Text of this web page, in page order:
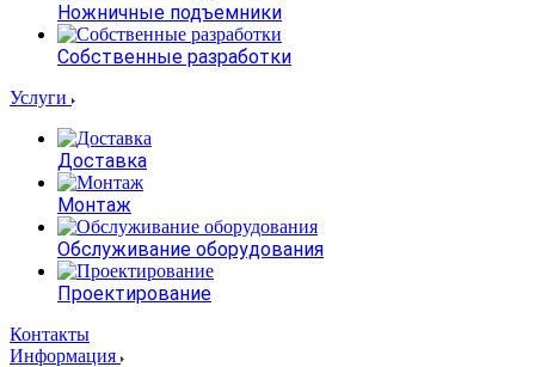
Ножничные подъемники
Собственные разработки
Услуги
Доставка
Монтаж
Обслуживание оборудования
Проектирование
Контакты
Информация